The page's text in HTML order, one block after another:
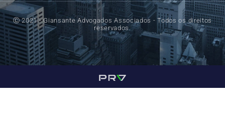
Ⓒ 2021 - Giansante Advogados Associados - Todos os direitos
reservados.